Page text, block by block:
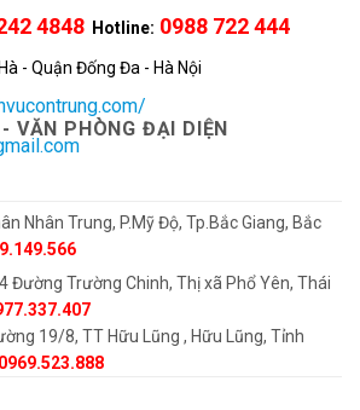
4848 Hotline: 0988 722 444
- Quận Đống Đa - Hà Nội
VĂN PHÒNG ĐẠI DIỆN
Nhân Trung, P.Mỹ Độ, Tp.Bắc Giang, Bắc
Đường Trường Chinh, Thị xã Phổ Yên, Thái
19/8, TT Hữu Lũng , Hữu Lũng, Tỉnh
0969.523.888